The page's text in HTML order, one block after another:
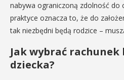
nabywa ograniczoną zdolność do
praktyce oznacza to, że do
tak niezbędni będą rodzice –
Jak wybrać rachunek
dziecka?